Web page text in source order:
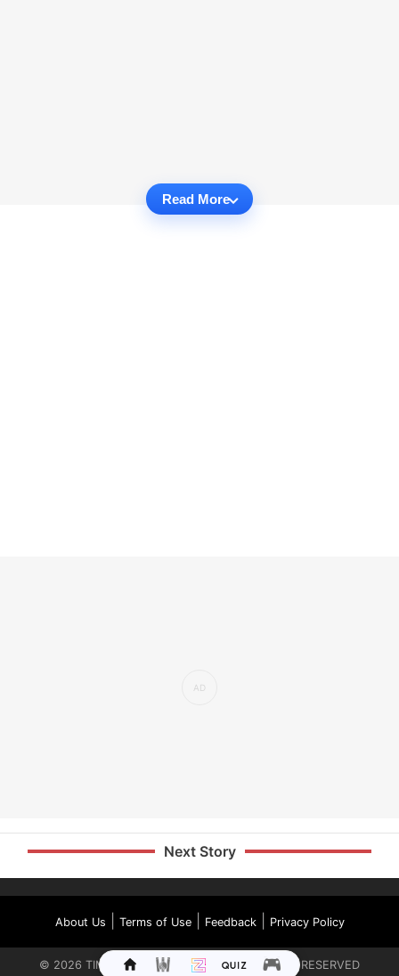
Read More
Next Story
About Us Terms of Use| Feedback| Privacy Policy
© 2026 TIMES INTERNET LIMITED. ALL RIGHTS RESERVED